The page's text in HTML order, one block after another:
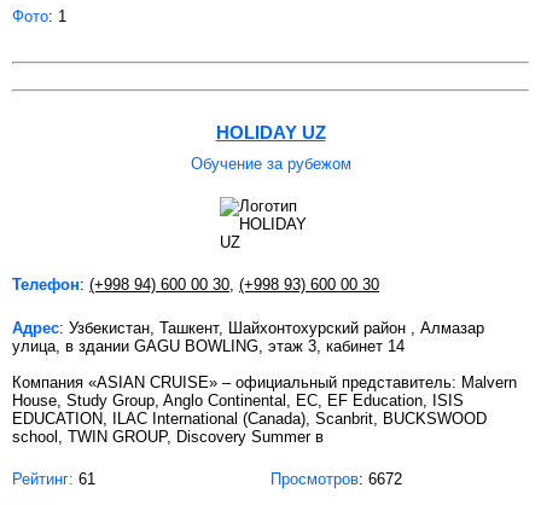
Фото: 1
HOLIDAY UZ
Обучение за рубежом
Телефон: (+998 94) 600 00 30, (+998 93) 600 00 30
Адрес: Узбекистан, Ташкент, Шайхонтохурский район , Алмазар
улица, в здании GAGU BOWLING, этаж 3, кабинет 14
Компания «ASIAN CRUISE» – официальный представитель: Malvern
House, Study Group, Anglo Continental, EC, EF Education, ISIS
EDUCATION, ILAC International (Canada), Scanbrit, BUCKSWOOD
school, TWIN GROUP, Discovery Summer в
Рейтинг: 61 Просмотров: 6672